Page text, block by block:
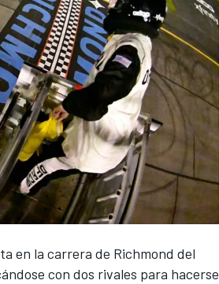
en la carrera de Richmond del
con dos rivales para hacerse